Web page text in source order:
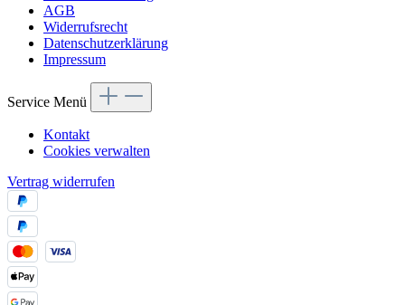
AGB
Widerrufsrecht
Datenschutzerklärung
Impressum
Service Menü
Kontakt
Cookies verwalten
Vertrag widerrufen